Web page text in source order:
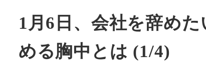
1月6日、会社を辞め
める胸中とは (1/4)